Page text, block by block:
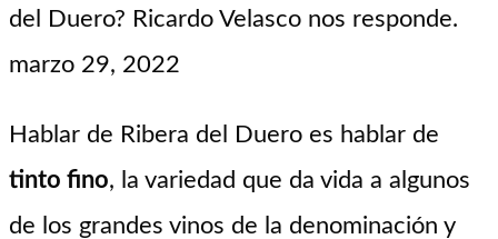
del Duero? Ricardo Velasco nos responde.
marzo 29, 2022
Hablar de Ribera del Duero es hablar de
tinto fino, la variedad que da vida a algunos
de los grandes vinos de la denominación y